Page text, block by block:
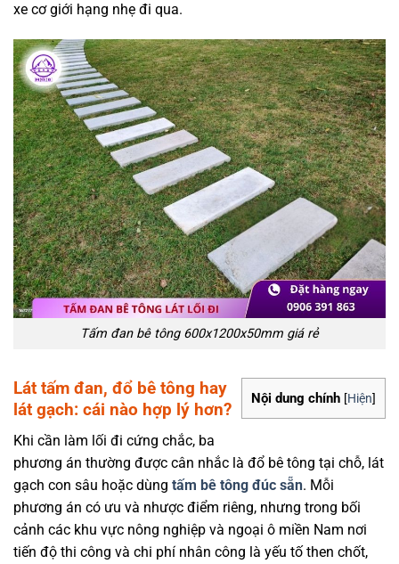
xe cơ giới hạng nhẹ đi qua.
Tấm đan bê tông 600x1200x50mm giá rẻ
Nội dung chính [Hiện]
Lát tấm đan, đổ bê tông hay
lát gạch: cái nào hợp lý hơn?
Khi cần làm lối đi cứng chắc, ba
phương án thường được cân nhắc là đổ bê tông tại chỗ, lát
gạch con sâu hoặc dùng tấm bê tông đúc sẵn. Mỗi
phương án có ưu và nhược điểm riêng, nhưng trong bối
cảnh các khu vực nông nghiệp và ngoại ô miền Nam nơi
tiến độ thi công và chi phí nhân công là yếu tố then chốt,